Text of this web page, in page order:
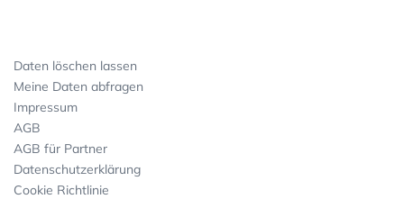
Daten löschen lassen
Meine Daten abfragen
Impressum
AGB
AGB für Partner
Datenschutzerklärung
Cookie Richtlinie